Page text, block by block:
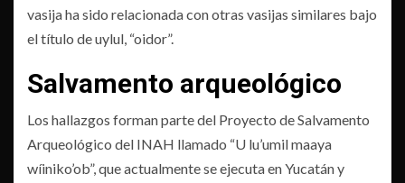
vasija ha sido relacionada con otras vasijas similares bajo
el título de uylul, “oidor”.
Salvamento arqueológico
Los hallazgos forman parte del Proyecto de Salvamento
Arqueológico del INAH llamado “U lu’umil maaya
wíiniko’ob”, que actualmente se ejecuta en Yucatán y